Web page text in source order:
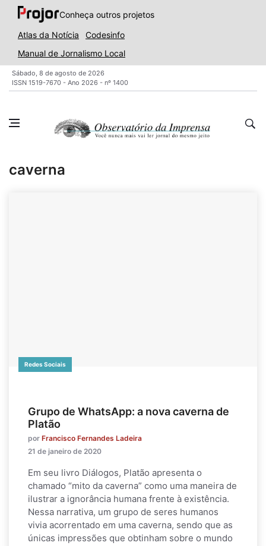
Conheça outros projetos
Atlas da Notícia
Codesinfo
Manual de Jornalismo Local
Sábado, 8 de agosto de 2026
ISSN 1519-7670 - Ano 2026 - nº 1400
caverna
Redes Sociais
Grupo de WhatsApp: a nova caverna de
Platão
por Francisco Fernandes Ladeira
21 de janeiro de 2020
Em seu livro Diálogos, Platão apresenta o
chamado “mito da caverna” como uma maneira de
ilustrar a ignorância humana frente à existência.
Nessa narrativa, um grupo de seres humanos
vivia acorrentado em uma caverna, sendo que as
únicas impressões que obtinham sobre o mundo